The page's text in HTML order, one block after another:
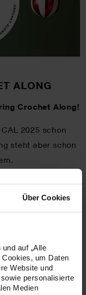
Über Cookies
auf „Alle
um Daten
Website und
personalisierte
Medien
ALONG
Crochet Along!
2025 schon
steht aber schon
CALRicorumi
Wie gewohnt
@RICORUMI